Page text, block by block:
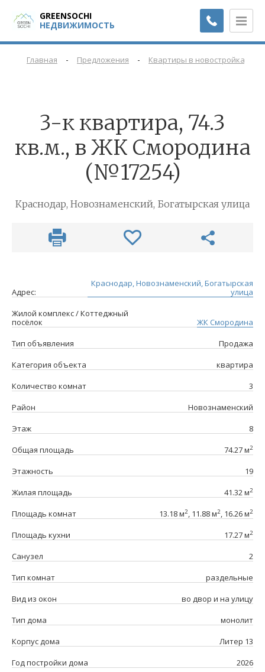
GREENSOCHI
НЕДВИЖИМОСТЬ
Главная - Предложения - Квартиры в новостройках
3-к квартира, 74.3
кв.м., в ЖК Смородина
(№17254)
Краснодар, Новознаменский, Богатырская улица
Адрес:
Краснодар, Новознаменский, Богатырская
улица
Жилой комплекс / Коттеджный
посёлок
ЖК Смородина
Тип объявления
Продажа
Категория объекта
квартира
Количество комнат
3
Район
Новознаменский
Этаж
8
Общая площадь
74.27 м2
Этажность
19
Жилая площадь
41.32 м2
Площадь комнат 13.18 м2, 11.88 м2, 16.26 м2
Площадь кухни 17.27 м2
Санузел
2
Тип комнат
раздельные
Вид из окон
во двор и на улицу
Тип дома
монолит
Корпус дома
Литер 13
Год постройки дома
2026